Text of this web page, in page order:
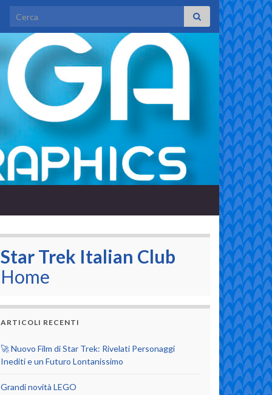
Search for:
Star Trek Italian Club
Home
ARTICOLI RECENTI
🚀 Nuovo Film di Star Trek: Rivelati Personaggi
Inediti e un Futuro Lontanissimo
Grandi novità LEGO